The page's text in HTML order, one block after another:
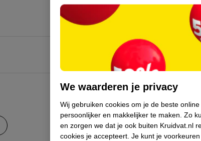
We waarderen je privacy
Wij gebruiken cookies om je de beste
persoonlijker en makkelijker te maken. Zo
en zorgen we dat je ook buiten Kruidvat.nl
cookies je accepteert. Je kunt je